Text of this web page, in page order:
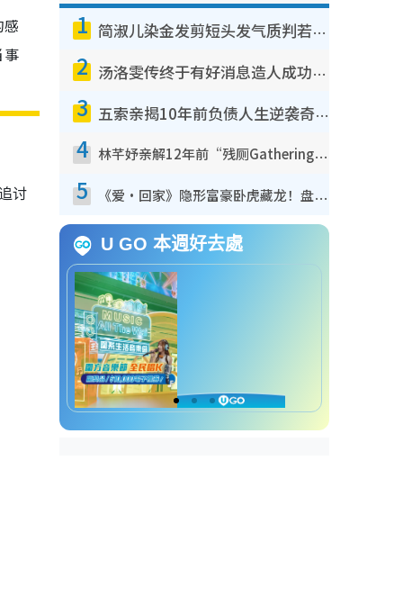
讨
1 简淑儿染金发剪短头发气质判若两人！吓坏老公麦大力都认不出：“你做什么？”
2 汤洛雯传终于有好消息造人成功！两大细节曝孕味极浓引猜测：大肚婆先会咁！
3 五索亲揭10年前负债人生逆袭奇迹！全靠去一地方转运后即遇上马先生
4 林芊妤亲解12年前“残厕Gathering”真相！高层解约一句话重创尊严，至今拒返TVB
5 《爱·回家》隐形富豪卧虎藏龙！盘点12位财气逼人的有钱艺人：这位美女3亿身家不愁做
U GO 本週好去處